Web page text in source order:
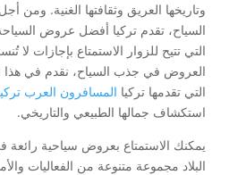
وتاريخها العريق وثقافتها الغنية. ومن
السياح، تقدم تركيا أفضل عروض
التي تتيح للزوار الاستمتاع بإجازات لا
العروض في جذب السياح، نقدم في هذا
التي تقدمها تركيا المسافرون العرب
استكشاف جمالها الطبيعي والتاريخي.
يمكنك الاستمتاع بعروض سياحية رائعة
البلاد مجموعة متنوعة من الفعاليات